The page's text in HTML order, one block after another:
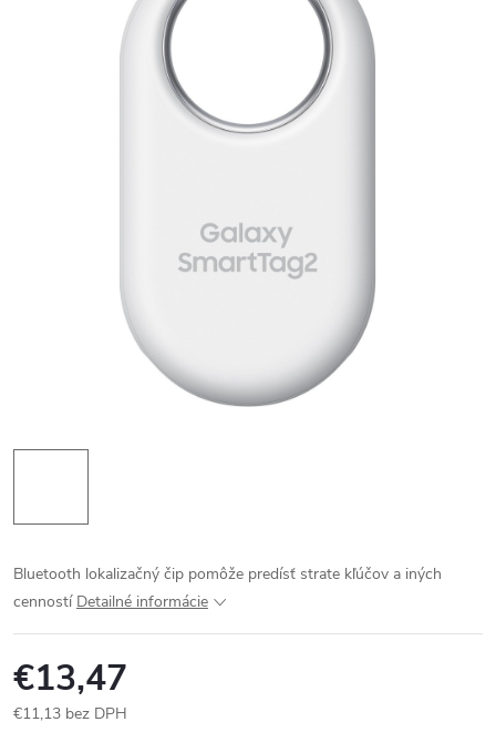
Bluetooth lokalizačný čip pomôže predísť strate kľúčov a iných
cenností Detailné informácie
€13,47
€11,13 bez DPH